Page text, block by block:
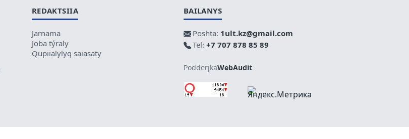
REDAKTSIIA
Jarnama
Joba týraly
Qupiialylyq saiasaty
BAILANYS
Poshta: 1ult.kz@gmail.com
Tel: +7 707 878 85 89
PodderjkaWebAudit